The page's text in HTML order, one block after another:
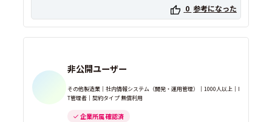
0 参考になった
非公開ユーザー
その他製造業｜社内情報システム（開発・運用管理）｜1000人以上｜I
T管理者｜契約タイプ 無償利用
企業所属 確認済